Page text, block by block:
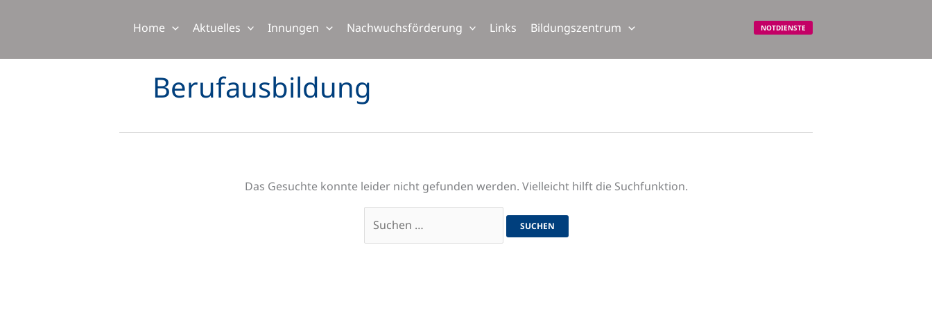
Home Aktuelles Innungen Nachwuchsförderung Links Bildungszentrum NOTDIENSTE
Berufausbildung
Das Gesuchte konnte leider nicht gefunden werden. Vielleicht hilft die Suchfunktion.
nach: